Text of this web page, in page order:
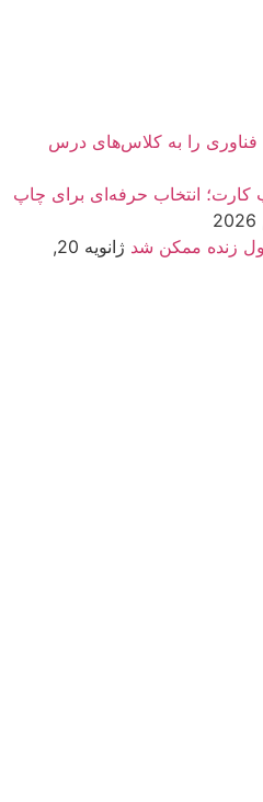
فناوری را به کلاس‌های درس
راهنمای خرید پرینتر چاپ کارت؛ انتخاب حرفه‎‌ای برای چاپ
زنده ممکن شد
ژانویه 20,